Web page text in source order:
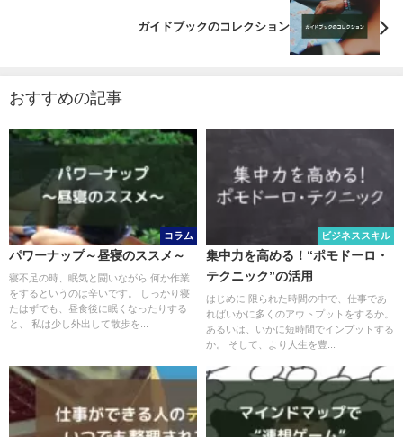
ガイドブックのコレクション
おすすめの記事
コラム
パワーナップ～昼寝のススメ～
寝不足の時、眠気と闘いながら 何か作業
をするというのは辛いです。 しっかり寝
たはずでも、昼食後に眠くなったりする
と、 私は少し外出して散歩を...
ビジネススキル
集中力を高める！“ポモドーロ・
テクニック”の活用
はじめに 限られた時間の中で、仕事であ
ればいかに多くのアウトプットをするか。
あるいは、いかに短時間でインプットする
か。 そして、より人生を豊...